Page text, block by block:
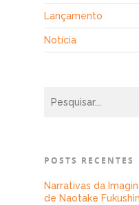
Lançamento
Notícia
POSTS RECENTES
Narrativas da
de Naotake